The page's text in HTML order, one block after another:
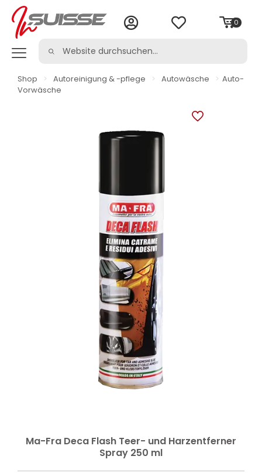
0
Shop > Autoreinigung & -pflege > Autowäsche > Auto-
Vorwäsche
Ma-Fra Deca Flash Teer- und Harzentferner
Spray 250 ml